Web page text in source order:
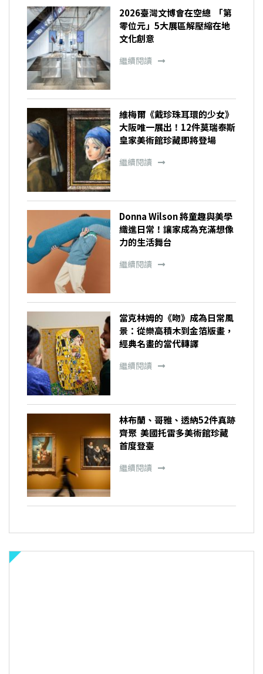
2026臺灣文博會在空總 「第
零位元」5大展區解壓縮在地
文化創意
繼續閱讀
維梅爾《戴珍珠耳環的少女》
大阪唯一展出！12件莫瑞泰斯
皇家美術館珍藏即將登場
繼續閱讀
Donna Wilson 將童趣與美學
織進日常！讓家成為充滿想像
力的生活舞台
繼續閱讀
當克林姆的《吻》成為日常風
景：從樂高積木到金箔版畫，
經典名畫的當代轉譯
繼續閱讀
林布蘭、哥雅、透納52件真跡
齊聚 美國托雷多美術館珍藏
首度登臺
繼續閱讀